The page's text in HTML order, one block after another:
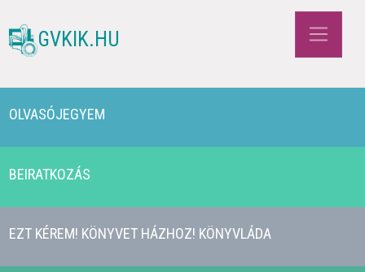
GVKIK.HU
OLVASÓJEGYEM
BEIRATKOZÁS
EZT KÉREM! KÖNYVET HÁZHOZ! KÖNYVLÁDA